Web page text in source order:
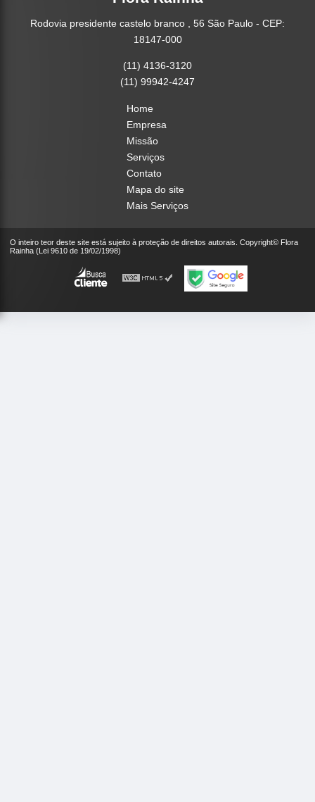
Rodovia presidente castelo branco , 56 São Paulo - CEP:
18147-000
(11) 4136-3120
(11) 99942-4247
Home
Empresa
Missão
Serviços
Contato
Mapa do site
Mais Serviços
O inteiro teor deste site está sujeito à proteção de direitos autorais. Copyright© Flora
Rainha (Lei 9610 de 19/02/1998)